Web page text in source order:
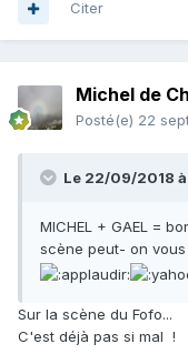
Citer
Michel de
Posté(e) 22
Le 22/09/2018
MICHEL + GAEL =
scène peut- on vous
Sur la scène du Fofo...
C'est déjà pas si mal !